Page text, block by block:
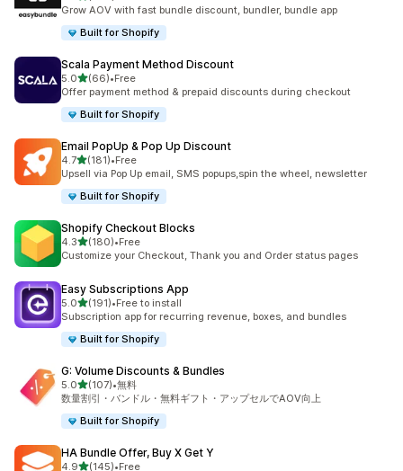
Grow AOV with fast bundle discount, bundler, bundle app
Built for Shopify
Scala Payment Method Discount
5.05つ星中
(66)
合計レビュー数：66件
•Free
Offer payment method & prepaid discounts during checkout
Built for Shopify
Email PopUp & Pop Up Discount
4.75つ星中
(181)
合計レビュー数：181件
•Free
Upsell via Pop Up email, SMS popups,spin the wheel, newsletter
Built for Shopify
Shopify Checkout Blocks
4.35つ星中
(180)
合計レビュー数：180件
•Free
Customize your Checkout, Thank you and Order status pages
Easy Subscriptions App
5.05つ星中
(191)
合計レビュー数：191件
•Free to install
Subscription app for recurring revenue, boxes, and bundles
Built for Shopify
G: Volume Discounts & Bundles
5.05つ星中
(107)
合計レビュー数：107件
•無料
数量割引・バンドル・無料ギフト・アップセルでAOV向上
Built for Shopify
HA Bundle Offer, Buy X Get Y
4.95つ星中
(145)•Free